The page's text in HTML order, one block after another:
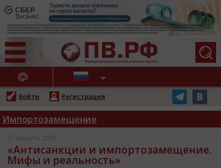
НОВОСТИ
Войти Регистрация
Импортозамещение
17 Августа 2018
«Антисанкции и импортозамещение.
Мифы и реальность»